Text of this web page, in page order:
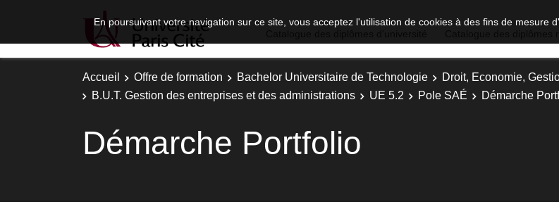
En poursuivant votre navigation sur ce site, vous acceptez l'utilisation de cookies à des fins de mesure
Accueil Offre de formation Bachelor Universitaire de Technologie Droit, Economie,
B.U.T. Gestion des entreprises et des administrations
UE 5.2 Pole SAÉ Démarche
Démarche Portfolio